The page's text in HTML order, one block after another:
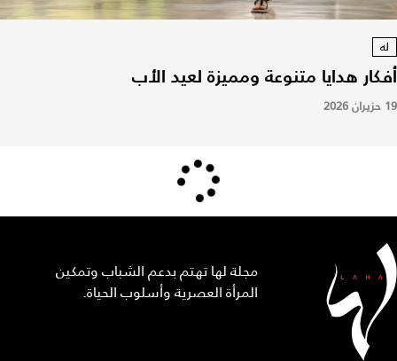
له
أفكار هدايا متنوعة ومميزة لعيد الأب
19 حزيران 2026
مجلة لها تهتم بدعم الشباب وتمكين
المرأة العصرية وأسلوب الحياة.